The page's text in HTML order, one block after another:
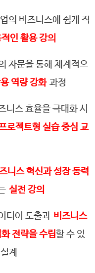
의 비즈니스에 쉽게 적
인 활용 강의
자문을 통해 체계적으
역량 강화과정
스 효율을 극대화 시
로젝트형 실습 중심 교
니스 혁신과 성장 동력
실전 강의
디어 도출과 비즈니스
전략을 수립할 수 있
계